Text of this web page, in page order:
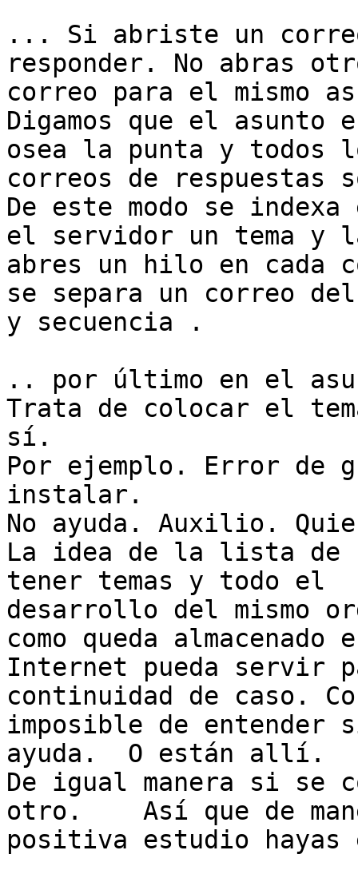
... Si abriste un
responder. No abras
correo para el mismo
Digamos que el asunto
osea la punta y todos
correos de respuestas
De este modo se indexa
el servidor un tema y
abres un hilo en cada
se separa un correo
y secuencia .
.. por último en el
Trata de colocar el
sí.
Por ejemplo. Error de
instalar.
No ayuda. Auxilio.
La idea de la lista de
tener temas y todo el
desarrollo del mismo
como queda almacenado
Internet pueda servir
continuidad de caso.
imposible de entender
ayuda.  O están allí.
De igual manera si se
otro.    Así que de
positiva estudio